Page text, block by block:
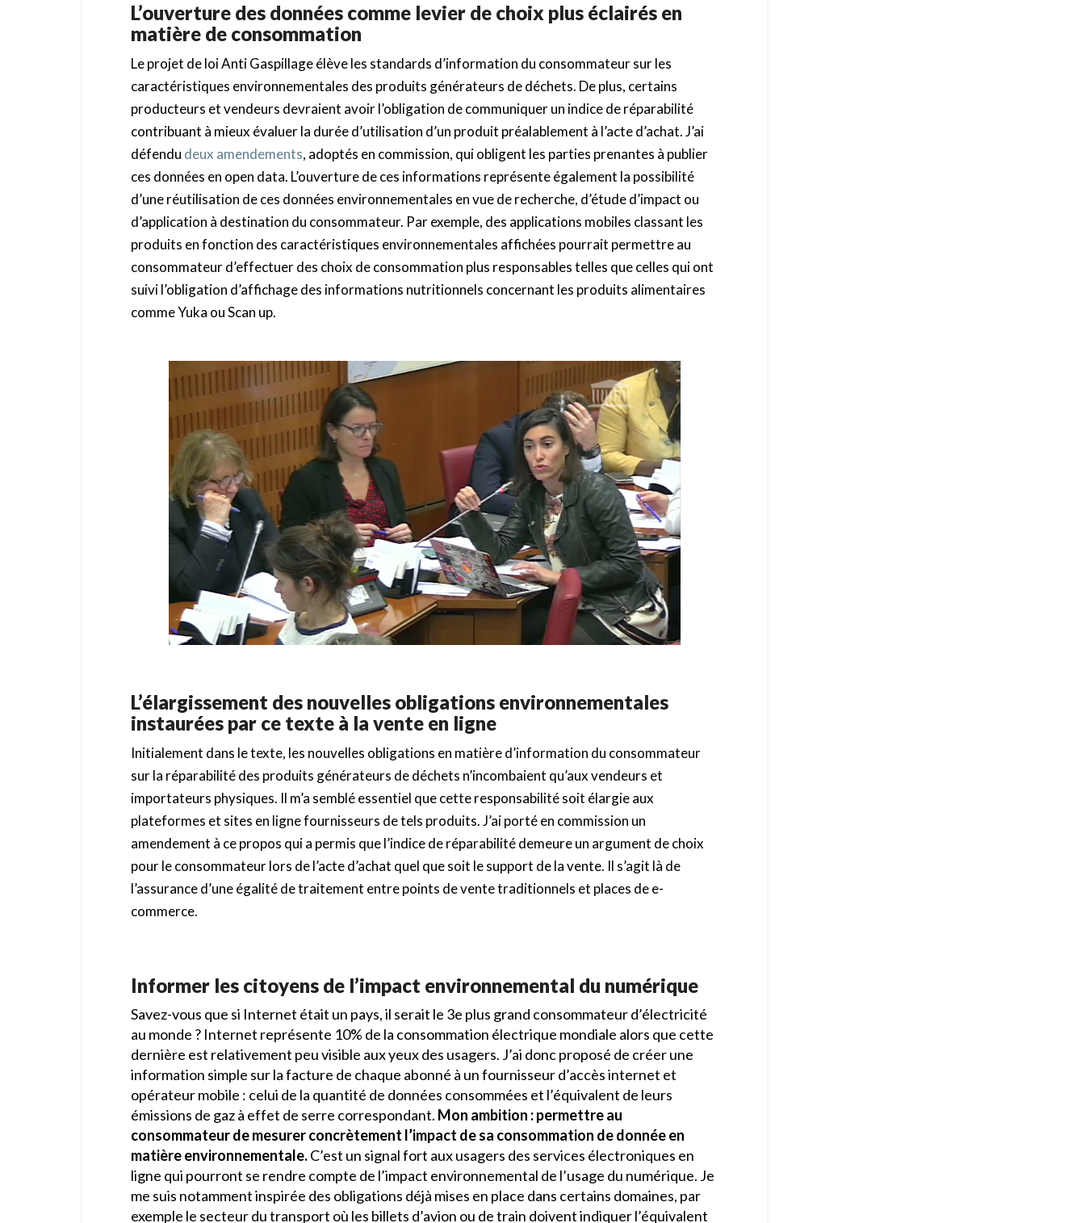
L’ouverture des données comme levier de choix plus éclairés en
matière de consommation
Le projet de loi Anti Gaspillage élève les standards d’information du consommateur sur les
caractéristiques environnementales des produits générateurs de déchets. De plus, certains
producteurs et vendeurs devraient avoir l’obligation de communiquer un indice de réparabilité
contribuant à mieux évaluer la durée d’utilisation d’un produit préalablement à l’acte d’achat. J’ai
défendu deux amendements, adoptés en commission, qui obligent les parties prenantes à publier
ces données en open data. L’ouverture de ces informations représente également la possibilité
d’une réutilisation de ces données environnementales en vue de recherche, d’étude d’impact ou
d’application à destination du consommateur. Par exemple, des applications mobiles classant les
produits en fonction des caractéristiques environnementales affichées pourrait permettre au
consommateur d’effectuer des choix de consommation plus responsables telles que celles qui ont
suivi l’obligation d’affichage des informations nutritionnels concernant les produits alimentaires
comme Yuka ou Scan up.
L’élargissement des nouvelles obligations environnementales
instaurées par ce texte à la vente en ligne
Initialement dans le texte, les nouvelles obligations en matière d’information du consommateur
sur la réparabilité des produits générateurs de déchets n’incombaient qu’aux vendeurs et
importateurs physiques. Il m’a semblé essentiel que cette responsabilité soit élargie aux
plateformes et sites en ligne fournisseurs de tels produits. J’ai porté en commission un
amendement à ce propos qui a permis que l’indice de réparabilité demeure un argument de choix
pour le consommateur lors de l’acte d’achat quel que soit le support de la vente. Il s’agit là de
l’assurance d’une égalité de traitement entre points de vente traditionnels et places de e-
commerce.
Informer les citoyens de l’impact environnemental du numérique
Savez-vous que si Internet était un pays, il serait le 3e plus grand consommateur d’électricité
au monde ? Internet représente 10% de la consommation électrique mondiale alors que cette
dernière est relativement peu visible aux yeux des usagers. J’ai donc proposé de créer une
information simple sur la facture de chaque abonné à un fournisseur d’accès internet et
opérateur mobile : celui de la quantité de données consommées et l’équivalent de leurs
émissions de gaz à effet de serre correspondant. Mon ambition : permettre au
consommateur de mesurer concrètement l’impact de sa consommation de donnée en
matière environnementale.C’est un signal fort aux usagers des services électroniques en
ligne qui pourront se rendre compte de l’impact environnemental de l’usage du numérique. Je
me suis notamment inspirée des obligations déjà mises en place dans certains domaines, par
exemple le secteur du transport où les billets d’avion ou de train doivent indiquer l’équivalent